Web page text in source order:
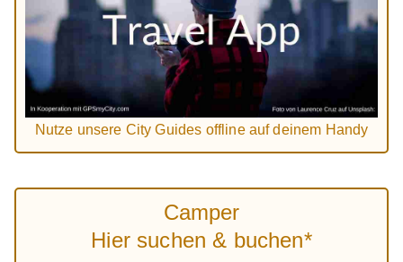
Nutze unsere City Guides offline auf deinem Handy
Camper
Hier suchen & buchen*